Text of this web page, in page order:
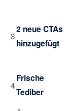
3
2 neue CTAs
hinzugefügt
4
Frische
Tediber